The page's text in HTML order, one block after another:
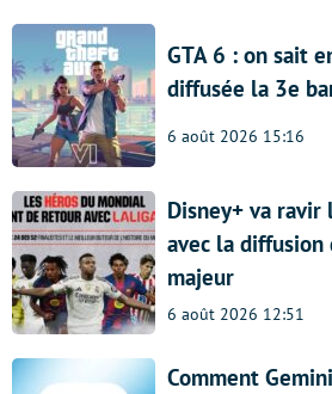
GTA 6 : on sait
diffusée la 3e
6 août 2026 15:16
Disney+ va
avec la diffusion
majeur
6 août 2026 12:51
Comment